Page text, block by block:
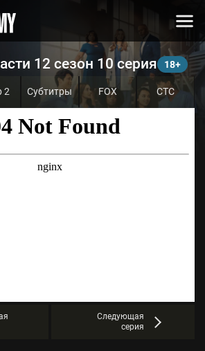
12 сезон 10 серия
2 Субтитры FOX СТС
Следующая
серия